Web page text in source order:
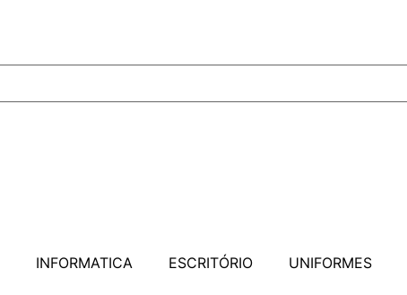
INFORMATICA ESCRITÓRIO UNIFORMES